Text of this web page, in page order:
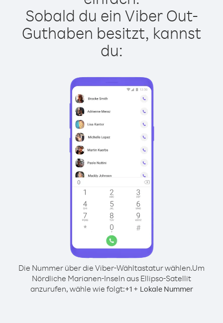
Sobald du ein Viber Out-
Guthaben besitzt, kannst
du:
Die Nummer über die Viber-Wähltastatur wählen.Um
Nördliche Marianen-Inseln aus Ellipso-Satellit
anzurufen, wähle wie folgt:+1+ Lokale Nummer